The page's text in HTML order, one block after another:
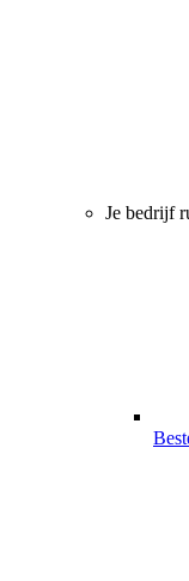
Je bedrijf